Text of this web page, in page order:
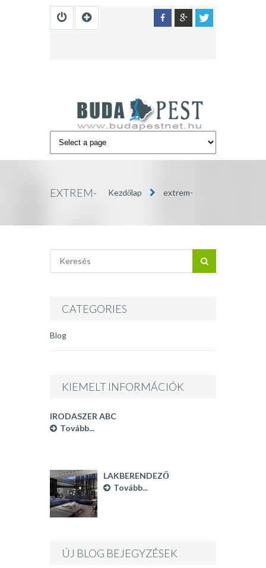
EXTREM-
POLOK3752
»
BUDAPEST
Kezdőlap
extrem-
CATEGORIES
Blog
KIEMELT INFORMÁCIÓK
IRODASZER ABC
Tovább...
LAKBERENDEZŐ
BUDAPEST
Tovább...
ÚJ BLOG BEJEGYZÉSEK